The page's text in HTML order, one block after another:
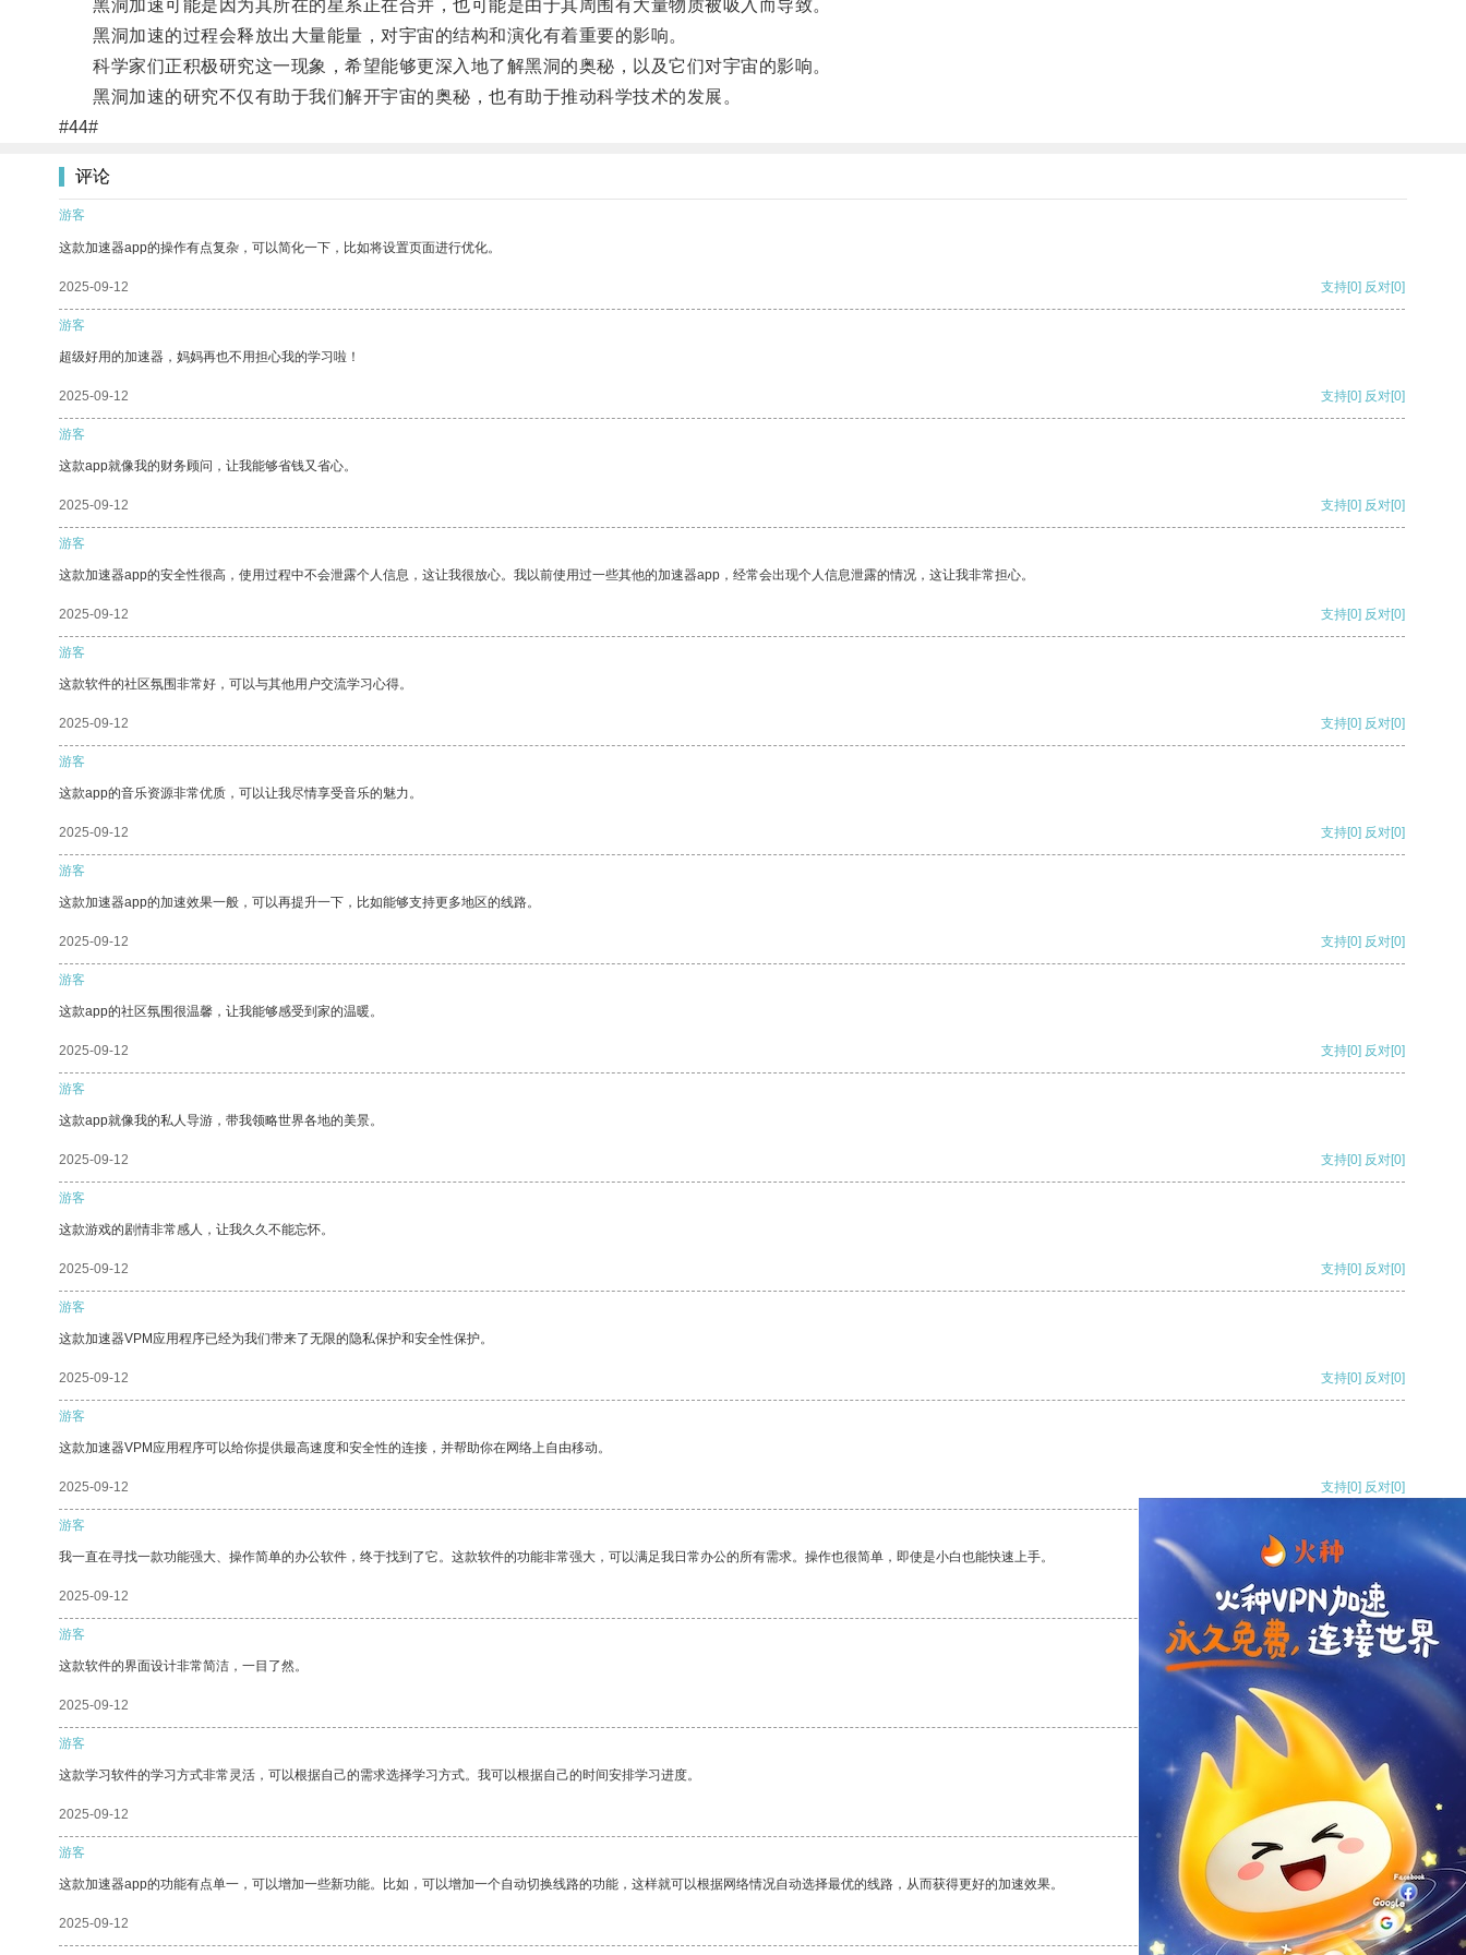
黑洞加速可能是因为其所在的星系正在合并，也可能是由于其周围有大量物质被吸入而导致。
黑洞加速的过程会释放出大量能量，对宇宙的结构和演化有着重要的影响。
科学家们正积极研究这一现象，希望能够更深入地了解黑洞的奥秘，以及它们对宇宙的影响。
黑洞加速的研究不仅有助于我们解开宇宙的奥秘，也有助于推动科学技术的发展。
#44#
评论
游客
这款加速器app的操作有点复杂，可以简化一下，比如将设置页面进行优化。
2025-09-12 支持[0] 反对[0]
游客
超级好用的加速器，妈妈再也不用担心我的学习啦！
2025-09-12 支持[0] 反对[0]
游客
这款app就像我的财务顾问，让我能够省钱又省心。
2025-09-12 支持[0] 反对[0]
游客
这款加速器app的安全性很高，使用过程中不会泄露个人信息，这让我很放心。我以前使用过一些其他的加速器app，经常会出现个人信息泄露的情况，这让我非常担心。
2025-09-12 支持[0] 反对[0]
游客
这款软件的社区氛围非常好，可以与其他用户交流学习心得。
2025-09-12 支持[0] 反对[0]
游客
这款app的音乐资源非常优质，可以让我尽情享受音乐的魅力。
2025-09-12 支持[0] 反对[0]
游客
这款加速器app的加速效果一般，可以再提升一下，比如能够支持更多地区的线路。
2025-09-12 支持[0] 反对[0]
游客
这款app的社区氛围很温馨，让我能够感受到家的温暖。
2025-09-12 支持[0] 反对[0]
游客
这款app就像我的私人导游，带我领略世界各地的美景。
2025-09-12 支持[0] 反对[0]
游客
这款游戏的剧情非常感人，让我久久不能忘怀。
2025-09-12 支持[0] 反对[0]
游客
这款加速器VPM应用程序已经为我们带来了无限的隐私保护和安全性保护。
2025-09-12 支持[0] 反对[0]
游客
这款加速器VPM应用程序可以给你提供最高速度和安全性的连接，并帮助你在网络上自由移动。
2025-09-12 支持[0] 反对[0]
游客
我一直在寻找一款功能强大、操作简单的办公软件，终于找到了它。这款软件的功能非常强大，可以满足我日常办公的所有需求。操作也很简单，即使是小白也能快速上手。
2025-09-12 支持[0] 反对
游客
这款软件的界面设计非常简洁，一目了然。
2025-09-12 支持
游客
这款学习软件的学习方式非常灵活，可以根据自己的需求选择学习方式。我可以根据自己的时间安排学习进度。
2025-09-12 反对 [0]
游客
这款加速器app的功能有点单一，可以增加一些新功能。比如，可以增加一个自动切换线路的功能，这样就可以根据网络情况自动选择最优的线路，从而获得更好的加速效果。
2025-09-12 支持[0] 反对[0]